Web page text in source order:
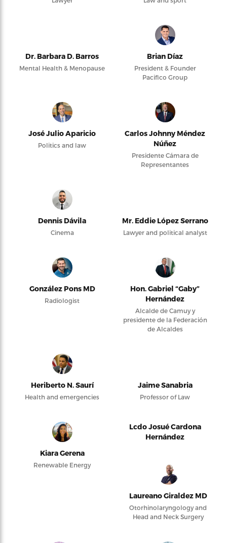
Dr. Barbara D. Barros
Mental Health & Menopause
Brian Díaz
President & Founder
Pacifico Group
José Julio Aparicio
Politics and law
Carlos Johnny Méndez
Núñez
Presidente Cámara de
Representantes
Dennis Dávila
Cinema
Mr. Eddie López Serrano
Lawyer and political analyst
González Pons MD
Radiologist
Hon. Gabriel “Gaby”
Hernández
Alcalde de Camuy y
presidente de la Federación
de Alcaldes
Heriberto N. Saurí
Health and emergencies
Jaime Sanabria
Professor of Law
Kiara Gerena
Renewable Energy
Lcdo Josué Cardona
Hernández
Laureano Giraldez MD
Otorhinolaryngology and
Head and Neck Surgery